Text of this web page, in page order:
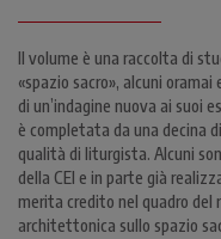
Il volume è una raccolta di
«spazio sacro», alcuni
di un’indagine nuova ai suoi
è completata da una decina
qualità di liturgista. Alcuni
della CEI e in parte già
merita credito nel quadro del
architettonica sullo spazio